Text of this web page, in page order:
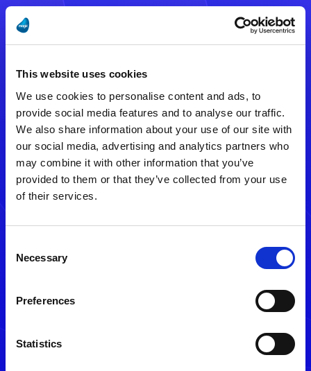
This website uses cookies
We use cookies to personalise content and ads, to
provide social media features and to analyse our traffic.
We also share information about your use of our site with
our social media, advertising and analytics partners who
may combine it with other information that you’ve
provided to them or that they’ve collected from your use
of their services.
Selection
Necessary
Preferences
Statistics
注意事項
ある可能性があります。
メールアドレスをご確認のうえ、
再度手続きを行ってください。
メルマガ配信停止